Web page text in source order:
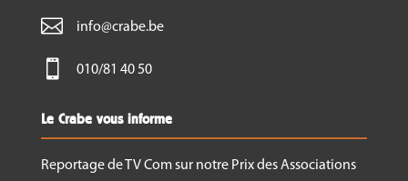
 info@crabe.be
 010/81 40 50
Le Crabe vous informe
Reportage de TV Com sur notre Prix des Associations